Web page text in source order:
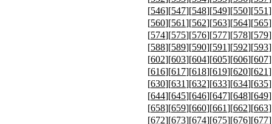
[546][547][548][549][550][551
[560][561][562][563][564][565
[574][575][576][577][578][579
[588][589][590][591][592][593
[602][603][604][605][606][607
[616][617][618][619][620][621
[630][631][632][633][634][635
[644][645][646][647][648][649
[658][659][660][661][662][663
[672][673][674][675][676][677